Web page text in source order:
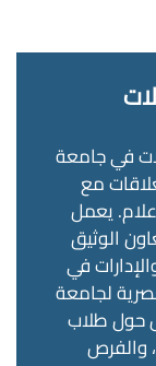
في جامعة
مع
يعمل
الوثيق
في
لجامعة
طلاب